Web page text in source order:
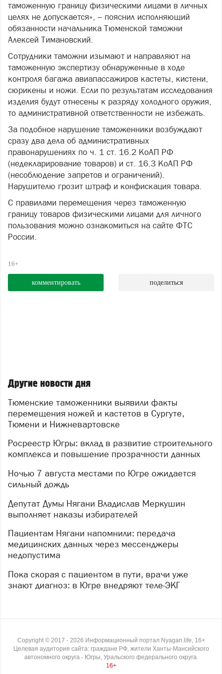
таможенную границу физическими лицами в личных
целях не допускается», – пояснил исполняющий
обязанности начальника Тюменской таможни
Алексей Тимановский.
Сотрудники таможни изымают и направляют на
таможенную экспертизу обнаруженные в ходе
контроля багажа авиапассажиров кастеты, кистени,
сюрикены и ножи. Если по результатам исследования
изделия будут отнесены к разряду холодного оружия,
то административной ответственности не избежать.
За подобное нарушение таможенники возбуждают
сразу два дела об административных
правонарушениях по ч. 1 ст. 16.2 КоАП РФ
(недекларирование товаров) и ст. 16.3 КоАП РФ
(несоблюдение запретов и ограничений).
Нарушителю грозит штраф и конфискация товара.
С правилами перемещения через таможенную
границу товаров физическими лицами для личного
пользования можно ознакомиться на сайте ФТС
России.
16+
комментировать поделиться
Другие новости дня
Тюменские таможенники выявили факты
перемещения ножей и кастетов в Сургуте,
Тюмени и Нижневартовске
Росреестр Югры: вклад в развитие строительного
комплекса и повышение прозрачности данных
Ночью 7 августа местами по Югре ожидается
сильный дождь
Депутат Думы Нягани Владислав Меркушин
выполняет наказы избирателей
Пациентам Нягани напомнили: передача
медицинских данных через мессенджеры
недопустима
Пока скорая с пациентом в пути, врачи уже
знают диагноз: в Югре внедряют теле-ЭКГ
Copyright © 2017 - 2026 Информационный портал Nyagan.life, 16+
Целевая аудитория сайта: граждане РФ, жители Ханты-Мансийского
автономного округа - Югры, Уральского федерального округа.
16+